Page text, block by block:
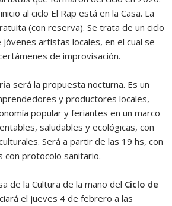
al ciclo El Rap está en la Casa. La
(con reserva). Se trata de un ciclo
jóvenes artistas locales, en el cual se
de improvisación.
será la propuesta nocturna. Es un
y productores locales,
popular y feriantes en un marco
saludables y ecológicas, con
Será a partir de las 19 hs, con
con protocolo sanitario.
de la Cultura de la mano del Ciclo de
el jueves 4 de febrero a las